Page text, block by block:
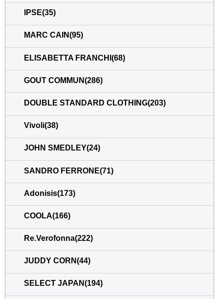
IPSE(35)
MARC CAIN(95)
ELISABETTA FRANCHI(68)
GOUT COMMUN(286)
DOUBLE STANDARD CLOTHING(203)
Vivoli(38)
JOHN SMEDLEY(24)
SANDRO FERRONE(71)
Adonisis(173)
COOLA(166)
Re.Verofonna(222)
JUDDY CORN(44)
SELECT JAPAN(194)